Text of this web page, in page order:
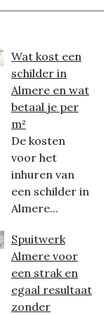
Wat kost een
schilder in
Almere en wat
betaal je per
m²
De kosten
voor het
inhuren van
een schilder in
Almere...
Spuitwerk
Almere voor
een strak en
egaal resultaat
zonder